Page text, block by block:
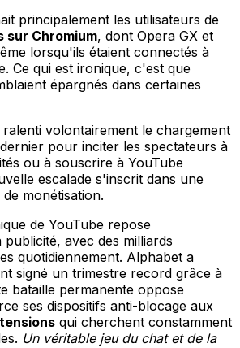
principalement les utilisateurs de
sur Chromium, dont Opera GX et
lorsqu'ils étaient connectés à
Ce qui est ironique, c'est que
épargnés dans certaines
ralenti volontairement le chargement
pour inciter les spectateurs à
ou à souscrire à YouTube
escalade s'inscrit dans une
monétisation.
de YouTube repose
publicité, avec des milliards
quotidiennement. Alphabet a
signé un trimestre record grâce à
bataille permanente oppose
ses dispositifs anti-blocage aux
qui cherchent constamment
Un véritable jeu du chat et de la